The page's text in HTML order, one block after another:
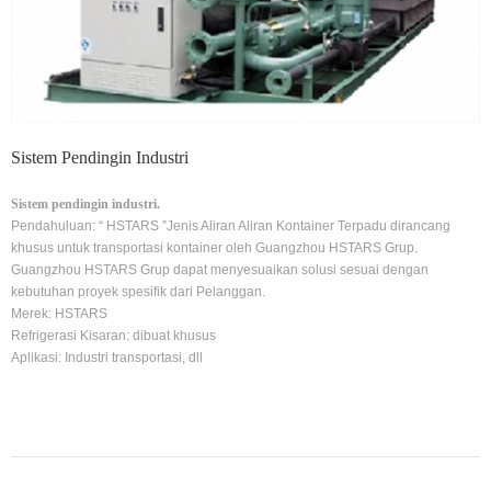
Sistem Pendingin Industri
Sistem pendingin industri.
Pendahuluan: “ HSTARS ”Jenis Aliran Aliran Kontainer Terpadu dirancang
khusus untuk transportasi kontainer oleh Guangzhou HSTARS Grup.
Guangzhou HSTARS Grup dapat menyesuaikan solusi sesuai dengan
kebutuhan proyek spesifik dari Pelanggan.
Merek: HSTARS
Refrigerasi Kisaran: dibuat khusus
Aplikasi: Industri transportasi, dll